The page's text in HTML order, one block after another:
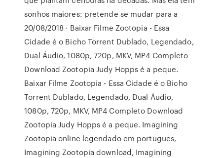
sonhos maiores: pretende se mudar para a
20/08/2018 · Baixar Filme Zootopia - Essa
Cidade é o Bicho Torrent Dublado, Legendado,
Dual Áudio, 1080p, 720p, MKV, MP4 Completo
Download Zootopia Judy Hopps é a peque.
Baixar Filme Zootopia - Essa Cidade é o Bicho
Torrent Dublado, Legendado, Dual Áudio,
1080p, 720p, MKV, MP4 Completo Download
Zootopia Judy Hopps é a peque. Imagining
Zootopia online legendado em portugues,
Imagining Zootopia download, Imagining